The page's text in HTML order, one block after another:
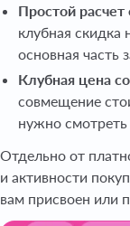
Простой расчет
клубная
основная часть
Клубная цена
совмещение
нужно смотреть
Отдельно от
и активности
вам присвоен или